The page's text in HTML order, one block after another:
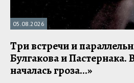
05.08.2026
Три встречи и
Булгакова и Пастернака.
началась гроза...»